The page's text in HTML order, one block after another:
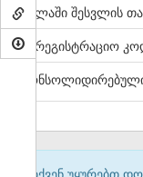
ძალაში შესვლის
სარეგისტრაციო